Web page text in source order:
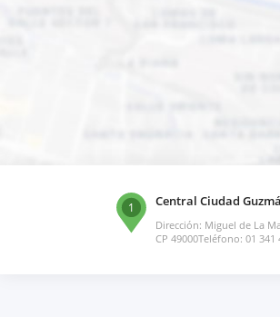
1 Central Ciudad
Dirección: Miguel de La
CP 49000Teléfono: 01 341